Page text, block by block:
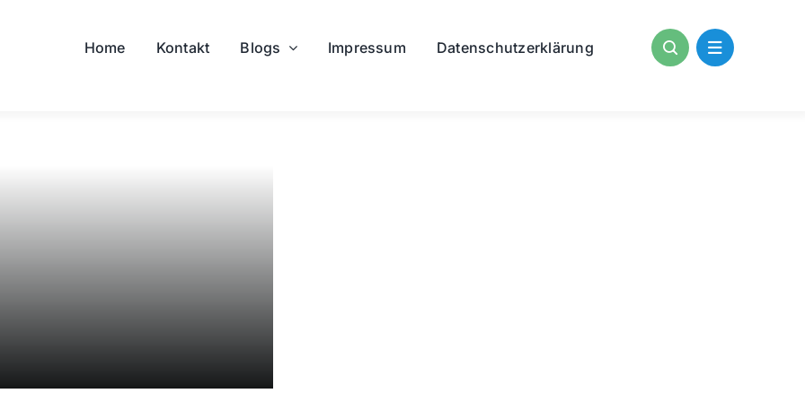
Home Kontakt Blogs Impressum Datenschutzerklärung